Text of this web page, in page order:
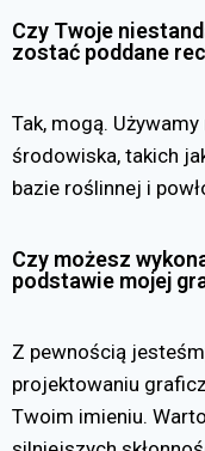
Czy Twoje
zostać poddane
Tak, mogą.
środowiska, takich
bazie roślinnej i
Czy możesz
podstawie mojej
Z pewnością
projektowaniu
Twoim imieniu.